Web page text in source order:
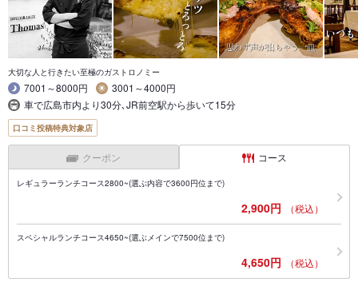
大切な人と行きたい至極のガストロノミー
7001～8000円
3001～4000円
車で広島市内より30分､JR前空駅から歩いて15分
口コミ投稿特典対象店
クーポン コース
レギュラーランチコース2800~(選ぶ内容で3600円位まで)
2,900円 （税込）
スペシャルランチコース4650~(選ぶメインで7500位まで)
4,650円 （税込）